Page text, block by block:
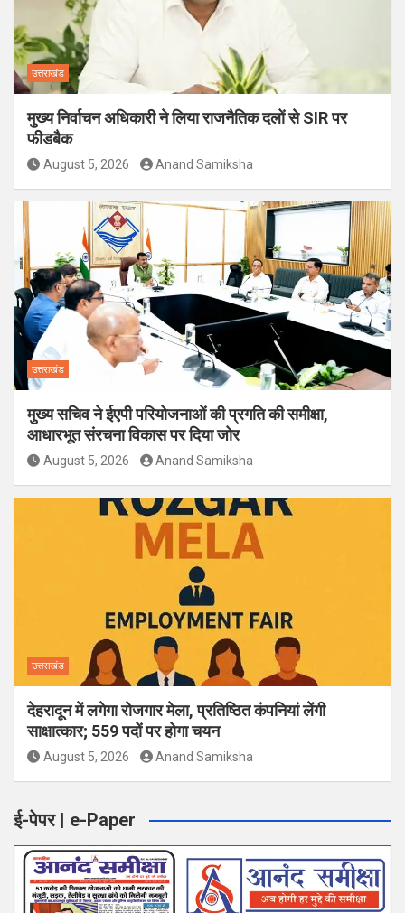
उत्तराखंड
मुख्य निर्वाचन अधिकारी ने लिया राजनैतिक दलों से SIR पर
फीडबैक
August 5, 2026 Anand Samiksha
उत्तराखंड
मुख्य सचिव ने ईएपी परियोजनाओं की प्रगति की समीक्षा,
आधारभूत संरचना विकास पर दिया जोर
August 5, 2026 Anand Samiksha
उत्तराखंड
देहरादून में लगेगा रोजगार मेला, प्रतिष्ठित कंपनियां लेंगी
साक्षात्कार; 559 पदों पर होगा चयन
August 5, 2026 Anand Samiksha
ई-पेपर | e-Paper